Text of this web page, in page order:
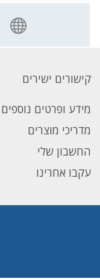
קישורים ישירים
מידע ופרטים נוספים
מדריכי מוצרים
החשבון שלי
עקבו אחרינו